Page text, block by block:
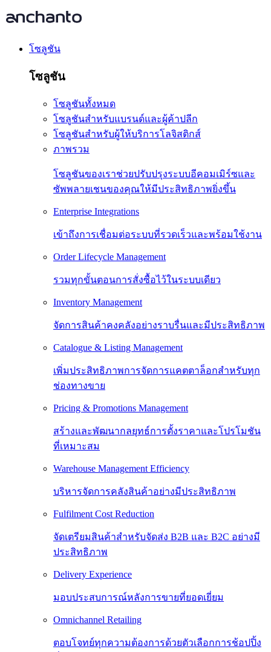
โซลูชัน
โซลูชัน
โซลูชันทั้งหมด
โซลูชันสำหรับแบรนด์และผู้ค้าปลีก
โซลูชันสำหรับผู้ให้บริการโลจิสติกส์
ภาพรวม
โซลูชันของเราช่วยปรับปรุงระบบอีคอมเมิร์ซและ
ซัพพลายเชนของคุณให้มีประสิทธิภาพยิ่งขึ้น
Enterprise Integrations
เข้าถึงการเชื่อมต่อระบบที่รวดเร็วและพร้อมใช้งาน
Order Lifecycle Management
รวมทุกขั้นตอนการสั่งซื้อไว้ในระบบเดียว
Inventory Management
จัดการสินค้าคงคลังอย่างราบรื่นและมีประสิทธิภาพ
Catalogue & Listing Management
เพิ่มประสิทธิภาพการจัดการแคตตาล็อกสำหรับทุก
ช่องทางขาย
Pricing & Promotions Management
สร้างและพัฒนากลยุทธ์การตั้งราคาและโปรโมชัน
ที่เหมาะสม
Warehouse Management Efficiency
บริหารจัดการคลังสินค้าอย่างมีประสิทธิภาพ
Fulfilment Cost Reduction
จัดเตรียมสินค้าสำหรับจัดส่ง B2B และ B2C อย่างมี
ประสิทธิภาพ
Delivery Experience
มอบประสบการณ์หลังการขายที่ยอดเยี่ยม
Omnichannel Retailing
ตอบโจทย์ทุกความต้องการด้วยตัวเลือกการช้อปปิ้ง